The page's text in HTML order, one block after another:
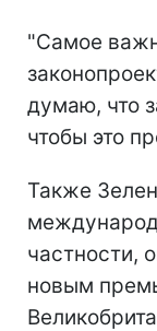
"Самое
думаю, что
чтобы это
Также
частности,
новым